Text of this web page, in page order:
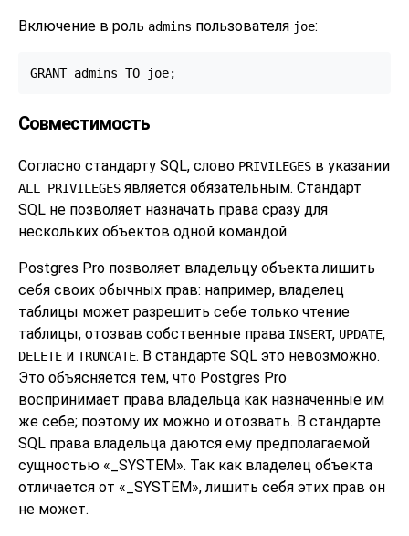
Включение в роль admins пользователя joe:
GRANT admins TO joe;
Совместимость
Согласно стандарту SQL, слово PRIVILEGES в указании
ALL PRIVILEGES является обязательным. Стандарт
SQL не позволяет назначать права сразу для
нескольких объектов одной командой.
Postgres Pro позволяет владельцу объекта лишить
себя своих обычных прав: например, владелец
таблицы может разрешить себе только чтение
таблицы, отозвав собственные права INSERT, UPDATE,
DELETE и TRUNCATE. В стандарте SQL это невозможно.
Это объясняется тем, что Postgres Pro
воспринимает права владельца как назначенные им
же себе; поэтому их можно и отозвать. В стандарте
SQL права владельца даются ему предполагаемой
сущностью « _SYSTEM». Так как владелец объекта
отличается от « _SYSTEM», лишить себя этих прав он
не может.